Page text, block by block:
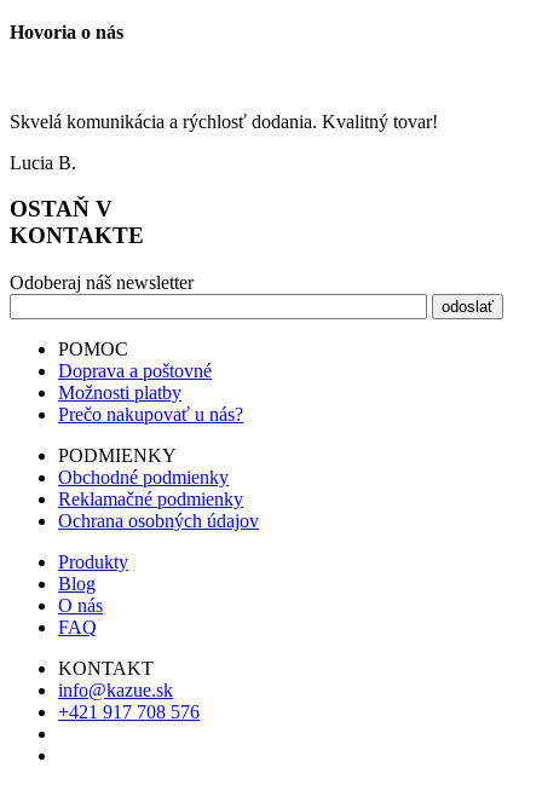
Hovoria o nás
Skvelá komunikácia a rýchlosť dodania. Kvalitný tovar!
Lucia B.
OSTAŇ V
KONTAKTE
Odoberaj náš newsletter
POMOC
Doprava a poštovné
Možnosti platby
Prečo nakupovať u nás?
PODMIENKY
Obchodné podmienky
Reklamačné podmienky
Ochrana osobných údajov
Produkty
Blog
O nás
FAQ
KONTAKT
info@kazue.sk
+421 917 708 576